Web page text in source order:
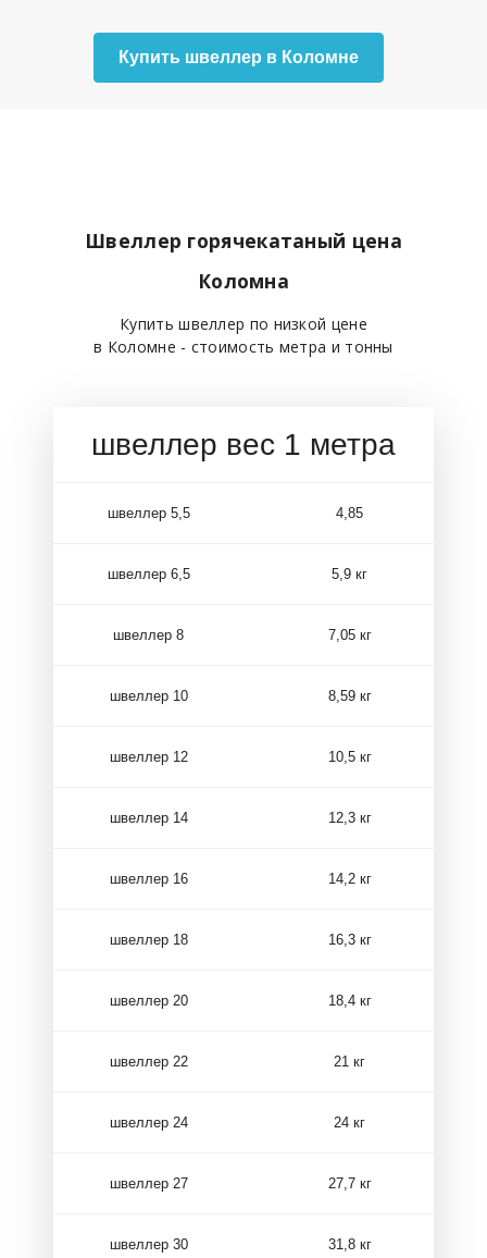
Купить швеллер в Коломне
Швеллер горячекатаный цена
Коломна
Купить швеллер по низкой цене
в Коломне - стоимость метра и тонны
швеллер вес 1 метра
швеллер 5,5 4,85
швеллер 6,5 5,9 кг
швеллер 8 7,05 кг
швеллер 10 8,59 кг
швеллер 12 10,5 кг
швеллер 14 12,3 кг
швеллер 16 14,2 кг
швеллер 18 16,3 кг
швеллер 20 18,4 кг
швеллер 22 21 кг
швеллер 24 24 кг
швеллер 27 27,7 кг
швеллер 30 31,8 кг